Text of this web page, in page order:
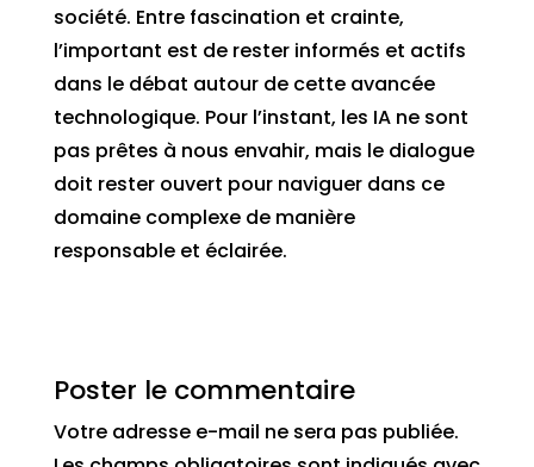
société. Entre fascination et crainte,
l’important est de rester informés et actifs
dans le débat autour de cette avancée
technologique. Pour l’instant, les IA ne sont
pas prêtes à nous envahir, mais le dialogue
doit rester ouvert pour naviguer dans ce
domaine complexe de manière
responsable et éclairée.
Poster le commentaire
Votre adresse e-mail ne sera pas publiée.